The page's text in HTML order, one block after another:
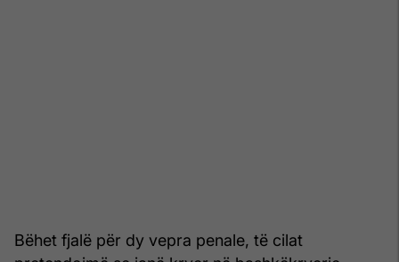
Bëhet fjalë për dy vepra penale, të cilat